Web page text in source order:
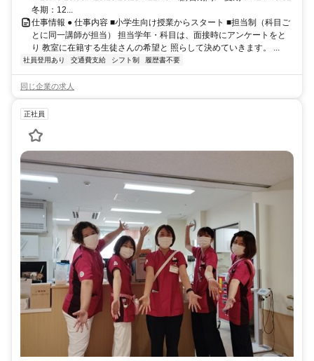
冬期：12...
仕事情報 ● 仕事内容 ■小学生向け授業からスタート ■担当制（科目ご
とに同一講師が担当） 担当学年・科目は、面接時にアンケートをと
り 教室に在籍する生徒さんの希望と 照らして決めていきます。 ...
社員登用あり 交通費支給 シフト制 履歴書不要
同じ企業の求人
正社員